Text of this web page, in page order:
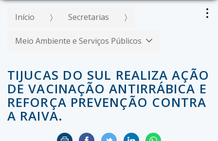
Início Secretarias
Meio Ambiente e Serviços Públicos
TIJUCAS DO SUL REALIZA AÇÃO
DE VACINAÇÃO ANTIRRÁBICA E
REFORÇA PREVENÇÃO CONTRA
A RAIVA.